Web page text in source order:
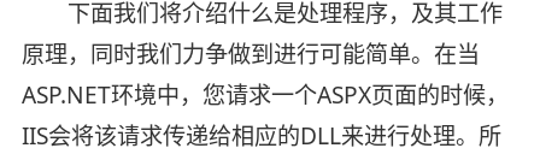
下面我们将介绍什么是处理程序，及其工作
原理，同时我们力争做到进行可能简单。在当
ASP.NET环境中，您请求一个ASPX页面的时候，
IIS会将该请求传递给相应的DLL来进行处理。所